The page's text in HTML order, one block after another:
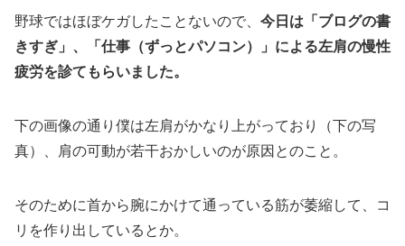
野球ではほぼケガしたことないので、 今日は「ブログの書
きすぎ」、「仕事（ずっとパソコン）」による左肩の慢性
疲労を診てもらいました。
下の画像の通り僕は左肩がかなり上がっており（下の写
真）、肩の可動が若干おかしいのが原因とのこと。
そのために首から腕にかけて通っている筋が萎縮して、コ
リを作り出しているとか。